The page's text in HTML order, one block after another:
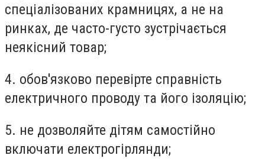
спеціалізованих крамницях, а не на
ринках, де часто-густо зустрічається
неякісний товар;
4. обов'язково перевірте справність
електричного проводу та його ізоляцію;
5. не дозволяйте дітям самостійно
включати електрогірлянди;